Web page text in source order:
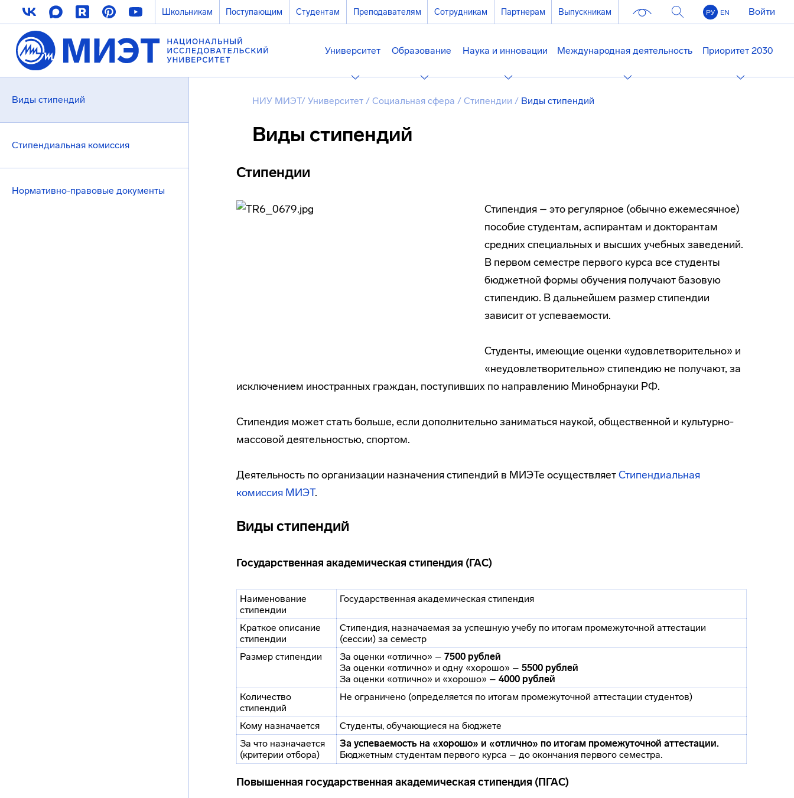
Школьникам Поступающим Студентам Преподавателям Сотрудникам Партнерам Выпускникам РУ EN Войти
Университет Образование Наука и инновации Международная деятельность Приоритет 2030
Виды стипендий
Стипендиальная комиссия
Нормативно-правовые документы
НИУ МИЭТ/ Университет / Социальная сфера / Стипендии / Виды стипендий
Виды стипендий
Стипендии
Стипендия – это регулярное (обычно ежемесячное)
пособие студентам, аспирантам и докторантам
средних специальных и высших учебных заведений.
В первом семестре первого курса все студенты
бюджетной формы обучения получают базовую
стипендию. В дальнейшем размер стипендии
зависит от успеваемости.
Студенты, имеющие оценки «удовлетворительно» и
«неудовлетворительно» стипендию не получают, за
исключением иностранных граждан, поступивших по направлению Минобрнауки РФ.
Стипендия может стать больше, если дополнительно заниматься наукой, общественной и культурно-
массовой деятельностью, спортом.
Деятельность по организации назначения стипендий в МИЭТе осуществляетСтипендиальная
комиссия МИЭТ.
Виды стипендий
Государственная академическая стипендия (ГАС)
Наименование
стипендии
Государственная академическая стипендия
Краткое описание
стипендии
Стипендия, назначаемая за успешную учебу по итогам промежуточной аттестации
(сессии) за семестр
Размер стипендии
За оценки «отлично» – 7500 рублей
За оценки «отлично» и одну «хорошо» – 5500 рублей
За оценки «отлично» и «хорошо» – 4000 рублей
Количество
стипендий
Не ограничено (определяется по итогам промежуточной аттестации студентов)
Кому назначается
Студенты, обучающиеся на бюджете
За что назначается
(критерии отбора)
За успеваемость на «хорошо» и «отлично» по итогам промежуточной аттестации.
Бюджетным студентам первого курса – до окончания первого семестра.
Повышенная государственная академическая стипендия (ПГАС)